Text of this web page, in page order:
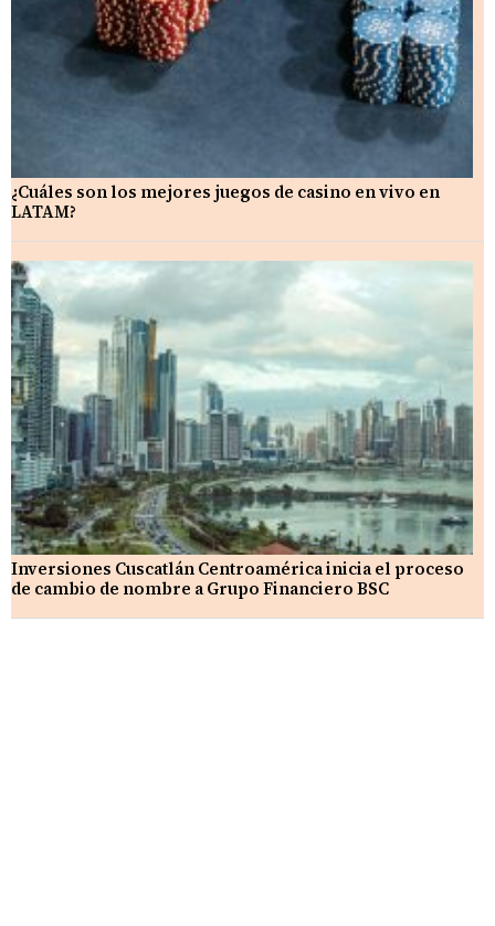
¿Cuáles son los mejores juegos de casino en vivo en
LATAM?
Inversiones Cuscatlán Centroamérica inicia el proceso
de cambio de nombre a Grupo Financiero BSC